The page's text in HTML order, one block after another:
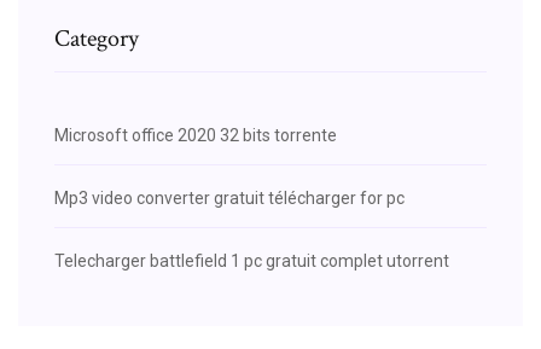
Category
Microsoft office 2020 32 bits torrente
Mp3 video converter gratuit télécharger for pc
Telecharger battlefield 1 pc gratuit complet utorrent